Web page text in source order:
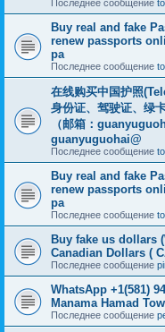
Последнее сообщение
Buy real and fake
renew passports
pa
Последнее сообщение
在线购买中国护照
身份证、驾驶证、绿
（邮箱：
guanyuguohai@
Последнее сообщение
Buy real and fake
renew passports
pa
Последнее сообщение
Buy fake us dollars
Canadian Dollars (
Последнее сообщение
WhatsApp +1(581)
Manama Hamad
Последнее сообщение